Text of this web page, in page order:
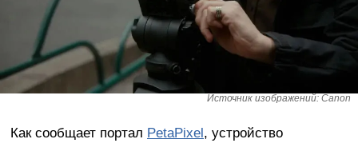
Источник изображений: Canon
Как сообщает портал PetaPixel, устройство